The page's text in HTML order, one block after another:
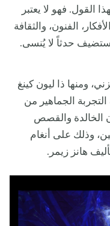
القول. فهو لا يعتبر
الفنون، والثقافة
حدثاً لا يُنسى.
ومنها ذا ليون كينغ
الجماهير من
الخالدة والقصص
وذلك على أنغام
هانز زيمر.